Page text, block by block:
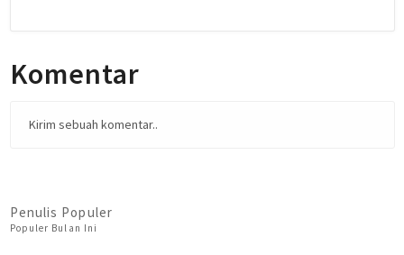
Komentar
Kirim sebuah komentar..
Penulis Populer
Populer Bulan Ini